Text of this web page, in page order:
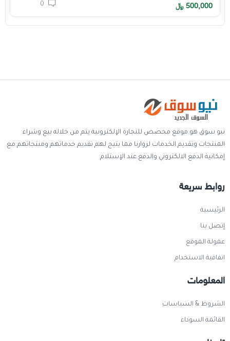
500,000 ﷼
نيو سوق هو موقع مخصص للتجارة الإلكترونية يتم من خلاله بيع وشراء
المنتجات وتقديم الخدمات لزوارنا مما يتيح لهم تقديم خدماتهم ومنتجاتهم مع
إمكانية الدفع الالكتروني والدفع عند الإستلام
روابط سريعة
الرئيسية
إتصل بنا
عمولة الموقع
اتفاقية الاستخدام
المعلومات
الشروط & السياسات
القائمة السوداء